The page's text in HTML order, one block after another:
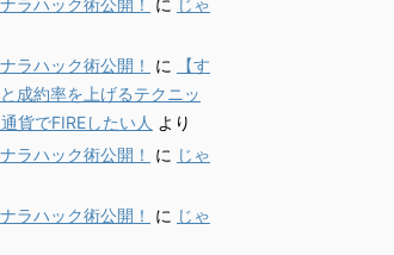
ラハック術公開！ に じゃ
ラハック術公開！
に
【す
成約率を上げるテクニッ
貨でFIREしたい人 より
ラハック術公開！
に じゃ
ラハック術公開！
に じゃ